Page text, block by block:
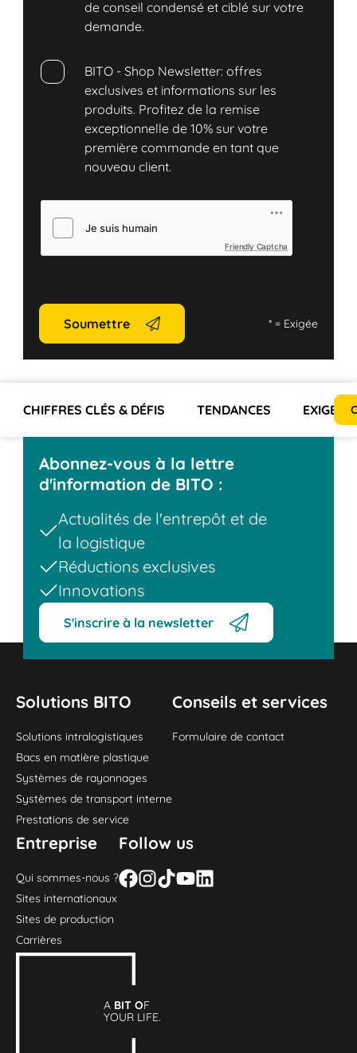
de conseil condensé et ciblé sur votre
demande.
BITO - Shop Newsletter: offres
exclusives et informations sur les
produits. Profitez de la remise
exceptionnelle de 10% sur votre
première commande en tant que
nouveau client.
Friendly Captcha
Soumettre *= Exigée
CHIFFRES CLÉS & DÉFIS TENDANCES
Abonnez-vous à la lettre
d'information de BITO :
Actualités de l'entrepôt et de
la logistique
Réductions exclusives
Innovations
S'inscrire à la newsletter
Solutions BITO
Solutions intralogistiques
Bacs en matière plastique
Systèmes de rayonnages
Systèmes de transport interne
Prestations de service
Conseils et services
Formulaire de contact
Entreprise
Qui sommes-nous ?
Sites internationaux
Sites de production
Carrières
Follow us
A BIT OF
YOUR LIFE.